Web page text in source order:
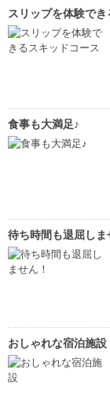
スリップを体験で
食事も大満足♪
待ち時間も退屈しま
おしゃれな宿泊施設